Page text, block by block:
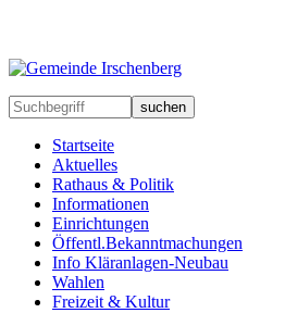
suchen
Startseite
Aktuelles
Rathaus & Politik
Informationen
Einrichtungen
Öffentl.Bekanntmachungen
Info Kläranlagen-Neubau
Wahlen
Freizeit & Kultur